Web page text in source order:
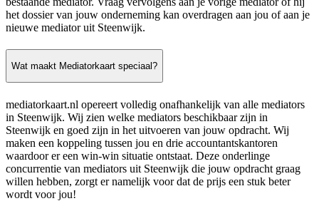
het dossier van jouw onderneming kan overdragen aan jou of aan je
nieuwe mediator uit Steenwijk.
Wat maakt Mediatorkaart speciaal?
mediatorkaart.nl opereert volledig onafhankelijk van alle mediators
in Steenwijk. Wij zien welke mediators beschikbaar zijn in
Steenwijk en goed zijn in het uitvoeren van jouw opdracht. Wij
maken een koppeling tussen jou en drie accountantskantoren
waardoor er een win-win situatie ontstaat. Deze onderlinge
concurrentie van mediators uit Steenwijk die jouw opdracht graag
willen hebben, zorgt er namelijk voor dat de prijs een stuk beter
wordt voor jou!